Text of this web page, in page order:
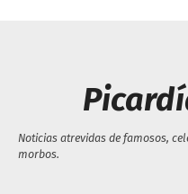
Noticias atrevidas de famosos,
morbos.